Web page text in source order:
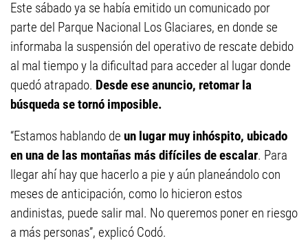
Este sábado ya se había emitido un comunicado por
parte del Parque Nacional Los Glaciares, en donde se
informaba la suspensión del operativo de rescate debido
al mal tiempo y la dificultad para acceder al lugar donde
quedó atrapado. Desde ese anuncio, retomar la
búsqueda se tornó imposible.
“Estamos hablando de un lugar muy inhóspito, ubicado
en una de las montañas más difíciles de escalar. Para
llegar ahí hay que hacerlo a pie y aún planeándolo con
meses de anticipación, como lo hicieron estos
andinistas, puede salir mal. No queremos poner en riesgo
a más personas”, explicó Codó.